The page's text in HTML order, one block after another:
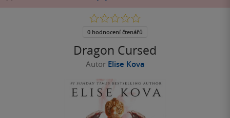
Dragon Cursed
Autor Elise Kova
0.0
5
0 hodnocení čtenářů